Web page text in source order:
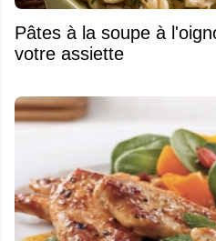
Pâtes à la soupe à
votre assiette